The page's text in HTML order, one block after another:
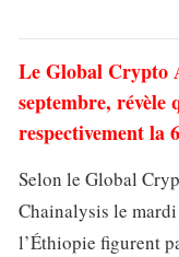
Le Global Crypto
septembre, révèle
respectivement la
Selon le Global
Chainalysis le
l’Éthiopie figurent